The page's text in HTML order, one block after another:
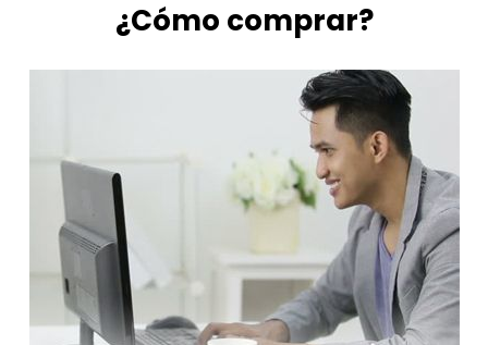
¿Cómo comprar?